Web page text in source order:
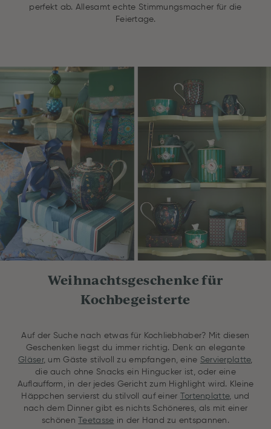
perfekt ab. Allesamt echte Stimmungsmacher für die
Feiertage.
Weihnachtsgeschenke für
Kochbegeisterte
Auf der Suche nach etwas für Kochliebhaber? Mit diesen
Geschenken liegst du immer richtig. Denk an elegante
Gläser, um Gäste stilvoll zu empfangen, eine Servierplatte,
die auch ohne Snacks ein Hingucker ist, oder eine
Auflaufform, in der jedes Gericht zum Highlight wird. Kleine
Häppchen servierst du stilvoll auf einer Tortenplatte, und
nach dem Dinner gibt es nichts Schöneres, als mit einer
schönenTeetasse in der Hand zu entspannen.